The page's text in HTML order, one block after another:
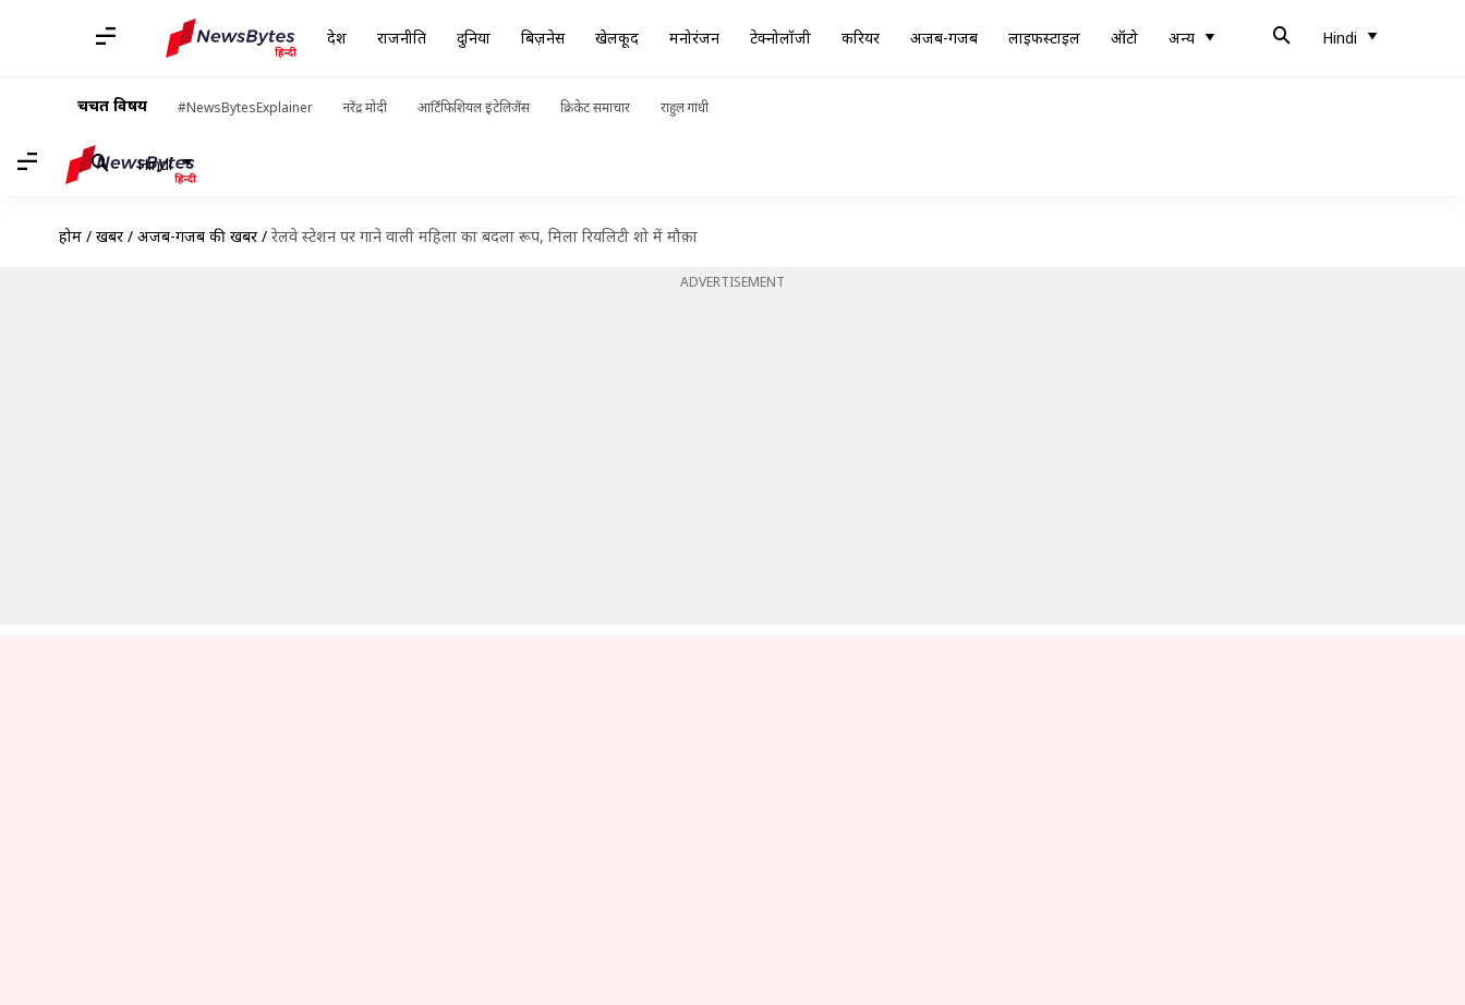
देश राजनीति दुनिया बिज़नेस खेलकूद मनोरंजन टेक्नोलॉजी करियर अजब-गजब लाइफस्टाइल ऑटो अन्य Hindi
चर्चित विषय #NewsBytesExplainer नरेंद्र मोदी आर्टिफिशियल इंटेलिजेंस क्रिकेट समाचार राहुल गांधी
Hindi
होम / खबरें / अजब-गजब की खबरें / रेलवे स्टेशन पर गाने वाली महिला का बदला रूप, मिला रियलिटी शो में मौक़ा
ADVERTISEMENT